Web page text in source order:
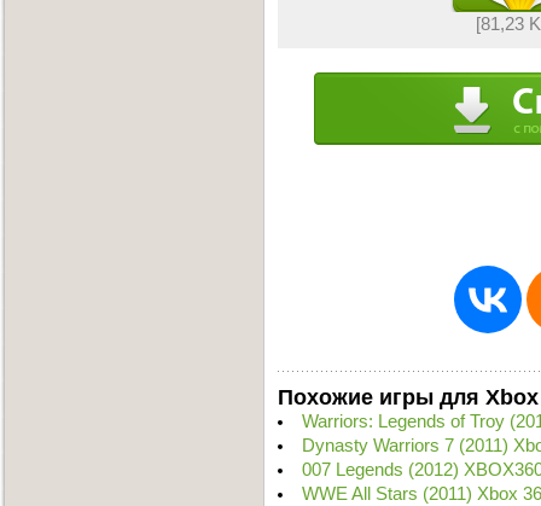
[81,23
Похожие игры для Xbox
Warriors: Legends of Troy
Dynasty Warriors 7 (2011)
007 Legends (2012)
WWE All Stars (2011) Xbox